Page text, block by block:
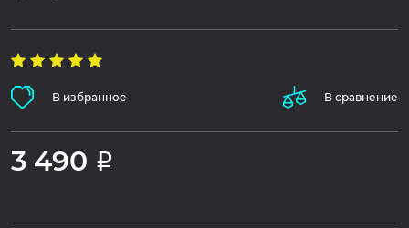
В избранное В сравнение
3 490 Р